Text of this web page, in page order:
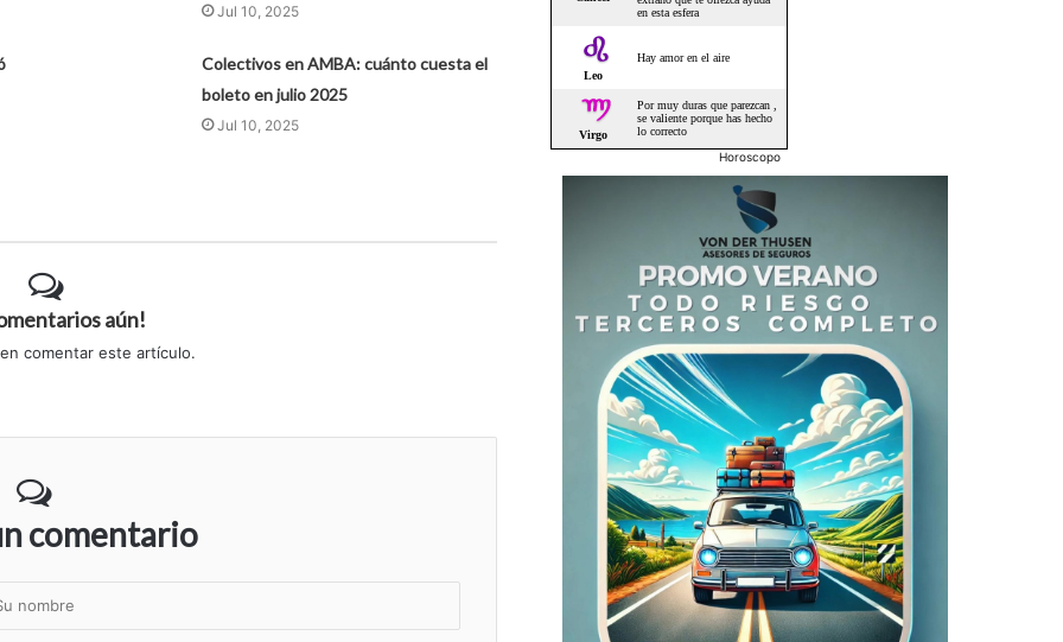
Jul 10, 2025
Colectivos en AMBA: cuánto cuesta el
boleto en julio 2025
Jul 10, 2025
aún!
comentar este artículo.
comentario
Horoscopo